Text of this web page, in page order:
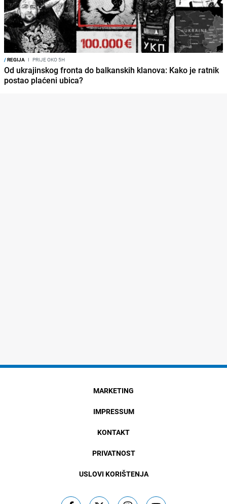
/REGIJA I PRIJE OKO 5H
Od ukrajinskog fronta do balkanskih klanova: Kako je ratnik
postao plaćeni ubica?
MARKETING
IMPRESSUM
KONTAKT
PRIVATNOST
USLOVI KORIŠTENJA